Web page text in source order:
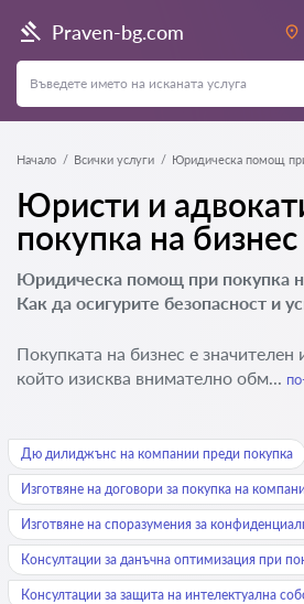
Praven-bg.com
Начало Всички услуги Юридическа помощ
Юристи и
покупка на
Юридическа помощ при покупка
Как да осигурите безопасност и
Покупката на бизнес е
който изисква внимателно обм...
Дю дилиджънс на компании преди покупка
Изготвяне на договори за покупка на
Изготвяне на споразумения за
Консултации за данъчна оптимизация при
Консултации за защита на интелектуална